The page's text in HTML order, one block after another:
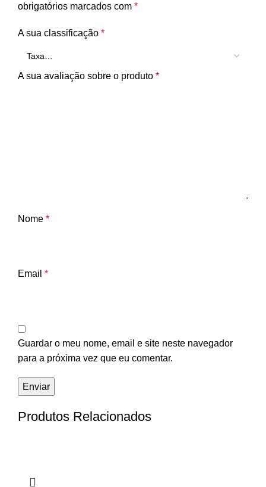
obrigatórios marcados com *
A sua classificação *
A sua avaliação sobre o produto *
Nome *
Email *
Guardar o meu nome, email e site neste navegador
para a próxima vez que eu comentar.
Produtos Relacionados